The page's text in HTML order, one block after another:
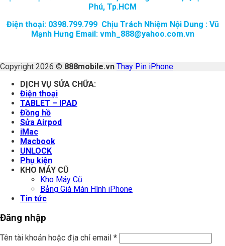
Phú, Tp.HCM
Điện thoại: 0398.799.799 Chịu Trách Nhiệm Nội Dung : Vũ
Mạnh Hưng Email: vmh_888@yahoo.com.vn
Copyright 2026 © 888mobile.vn Thay Pin iPhone
DỊCH VỤ SỬA CHỮA:
Điện thoại
TABLET – IPAD
Đồng hồ
Sửa Airpod
iMac
Macbook
UNLOCK
Phụ kiện
KHO MÁY CŨ
Kho Máy Cũ
Bảng Giá Màn Hình iPhone
Tin tức
Đăng nhập
Tên tài khoản hoặc địa chỉ email *